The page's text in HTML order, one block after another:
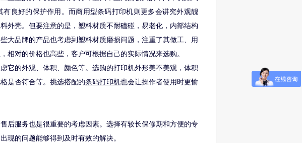
良好的保护作用。而商用型条码打印机则更多会讲究外观靓
外壳。但要注意的是，塑料材质不耐磕碰，易老化，内部结构
大品牌的产品也考虑到塑料材质磨损问题，注重了其做工、用
相对的价格也高些，客户可根据自己的实际情况来选购。
它的外观、体积、颜色等。选购的打印机外形美不美观，体积
是否符合等。挑选搭配的条码打印机也会让操作者使用时更愉
后服务也是很重要的考虑因素。选择有较长保修期和方便的专
现的问题能够得到及时有效的解决。